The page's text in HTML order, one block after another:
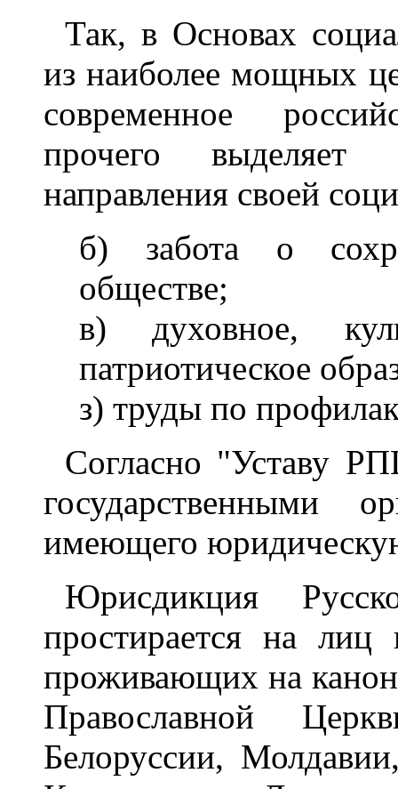
Так, в Основах
из наиболее мощных
современное
прочего выделяет
направления своей
б) забота о
обществе;
в) духовное,
патриотическое
з) труды по
Согласно "Уставу
государственными
имеющего
Юрисдикция
простирается на лиц
проживающих на
Православной
Белоруссии,